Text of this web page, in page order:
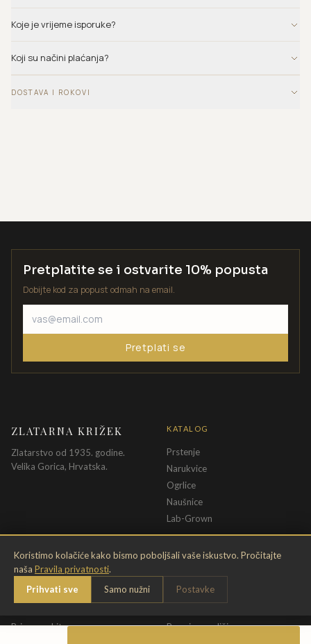
Koje je vrijeme isporuke?
Koji su načini plaćanja?
DOSTAVA I ROKOVI
Koristimo kolačiće kako bismo poboljšali vaše iskustvo. Pročitajte
naša Pravila privatnosti.
Prihvati sve
Samo nužni Postavke
Pretplatite se i ostvarite 10% popusta
Dobijte kod za popust odmah na email.
Pretplati se
ZLATARNA KRIŽEK
Zlatarstvo od 1935. godine.
Velika Gorica, Hrvatska.
KATALOG
Prstenje
Narukvice
Ogrlice
Naušnice
Lab-Grown
INFORMACIJE
O nama
Kontakt
Briga o nakitu
PRAVNE ODREDBE
Pravila privatnosti
Opći uvjeti
Promjena veličine